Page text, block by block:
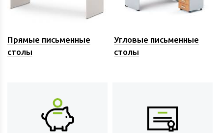
Прямые письменные
столы
Угловые письменные
столы